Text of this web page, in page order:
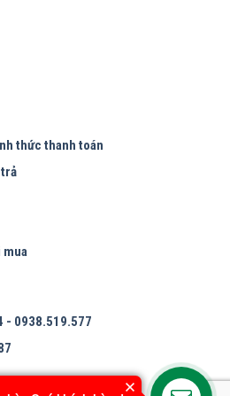
thức thanh toán
mua
- 0938.519.577